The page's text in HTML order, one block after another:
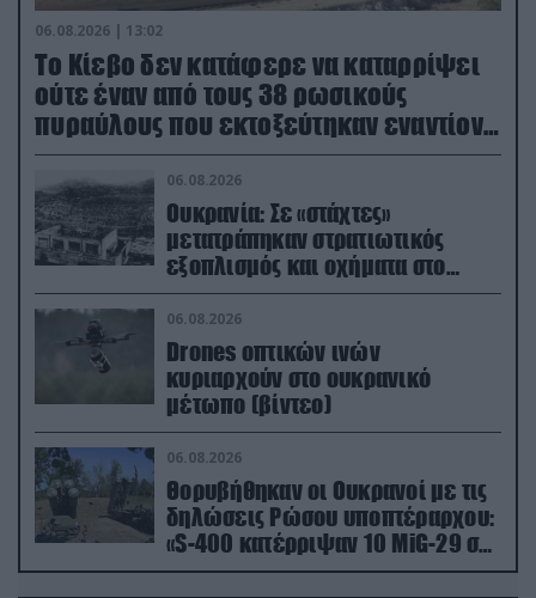
06.08.2026 | 13:02
Το Κίεβο δεν κατάφερε να καταρρίψει
ούτε έναν από τους 38 ρωσικούς
πυραύλους που εκτοξεύτηκαν εναντίον
του
06.08.2026
Ουκρανία: Σε «στάχτες»
μετατράπηκαν στρατιωτικός
εξοπλισμός και οχήματα στο
Κίεβο μετά από ρωσικά
πλήγματα (βίντεο)
06.08.2026
Drones οπτικών ινών
κυριαρχούν στο ουκρανικό
μέτωπο (βίντεο)
06.08.2026
Θορυβήθηκαν οι Ουκρανοί με τις
δηλώσεις Ρώσου υποπτέραρχου:
«S-400 κατέρριψαν 10 MiG-29 σε
μόλις μια μέρα!»